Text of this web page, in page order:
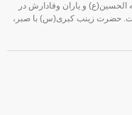
الحسین(ع) و یاران وفادارش در
حضرت زینب کبری(س) با صبر،